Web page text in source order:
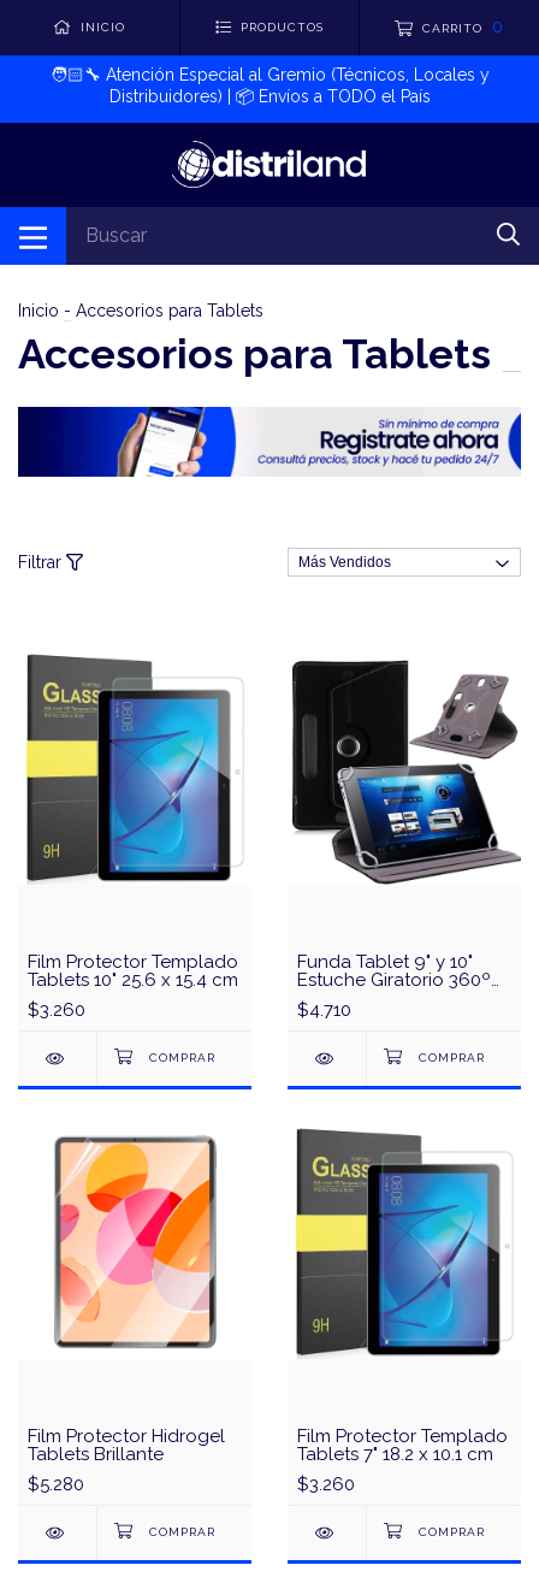
INICIO PRODUCTOS CARRITO 0
🧑🏻‍🔧​ Atención Especial al Gremio (Técnicos, Locales y
Distribuidores) | 📦​ Envíos a TODO el País
Inicio - Accesorios para Tablets
Accesorios para Tablets
Filtrar
Film Protector Templado
Tablets 10" 25.6 x 15.4 cm
$3.260
Funda Tablet 9" y 10"
Estuche Giratorio 360º
Cover
$4.710
Film Protector Hidrogel
Tablets Brillante
$5.280
Film Protector Templado
Tablets 7" 18.2 x 10.1 cm
$3.260